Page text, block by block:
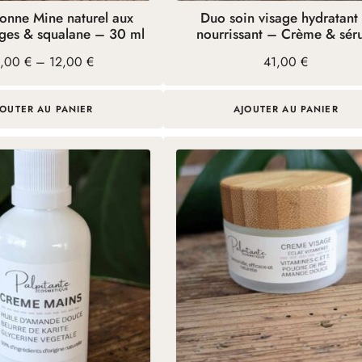
Mine naturel aux
& squalane – 30 ml
€– 12,00 €
€ AU PANIER
Duo soin visage
nourrissant – Crème &
41,00€
AJOUTER AU PANIER
Ce
produit
plusieurs
variations.
Les
options
peuvent
être
choisies
sur